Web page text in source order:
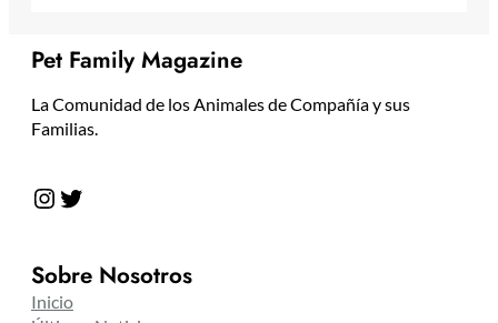
Pet Family Magazine
La Comunidad de los Animales de Compañía y sus
Familias.
Instagram Twitter
Sobre Nosotros
Inicio